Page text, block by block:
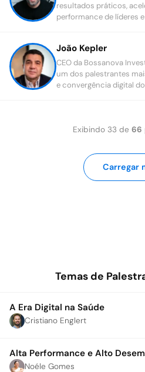
resultados práticos,
performance de líderes
João Kepler
CEO da Bossanova
um dos palestrantes
e convergência digital
Exibindo 33 de 66
Carregar
Temas de
A Era Digital na Saúde
Cristiano Englert
Alta Performance e Alto
Noéle Gomes